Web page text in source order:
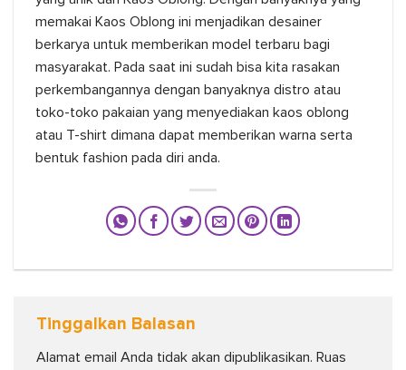
memakai Kaos Oblong ini menjadikan desainer
berkarya untuk memberikan model terbaru bagi
masyarakat. Pada saat ini sudah bisa kita rasakan
perkembangannya dengan banyaknya distro atau
toko-toko pakaian yang menyediakan kaos oblong
atau T-shirt dimana dapat memberikan warna serta
bentuk fashion pada diri anda.
Tinggalkan Balasan
Alamat email Anda tidak akan dipublikasikan. Ruas